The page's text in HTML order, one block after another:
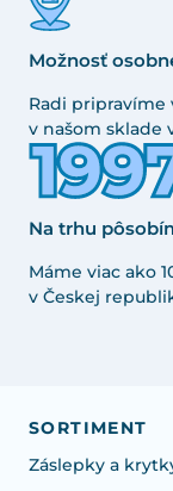
Možnosť
Radi pripravíme
v našom sklade
Na trhu
Máme viac ako
v Českej
SORTIMENT
Záslepky a